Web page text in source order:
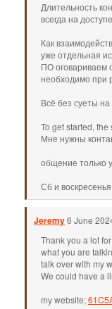
Длительность
всегда на
Как
уже отдельная
ПО оговариваем
необходимо при
Всё без суеты
To get started,
Мне нужны
общение только
Сб и
Jeremy6 June
Thank you a lot
what you are
talk over with my
We could have a
my website;